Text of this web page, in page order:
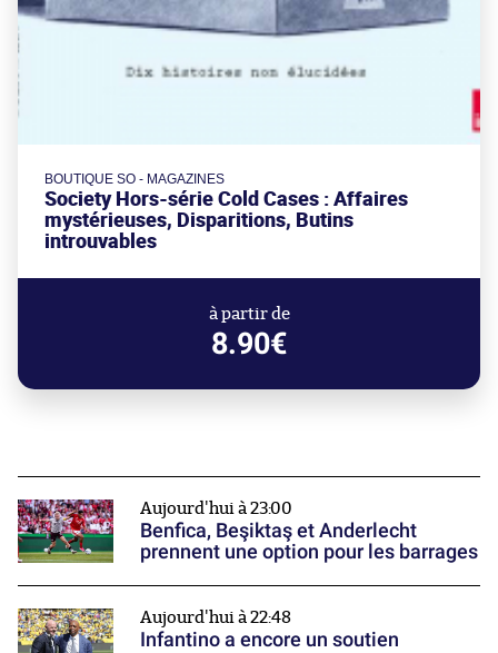
BOUTIQUE SO - MAGAZINES
Society Hors-série Cold Cases : Affaires
mystérieuses, Disparitions, Butins
introuvables
à partir de
8.90€
Aujourd'hui à 23:00
Benfica, Beşiktaş et Anderlecht
prennent une option pour les barrages
Aujourd'hui à 22:48
Infantino a encore un soutien